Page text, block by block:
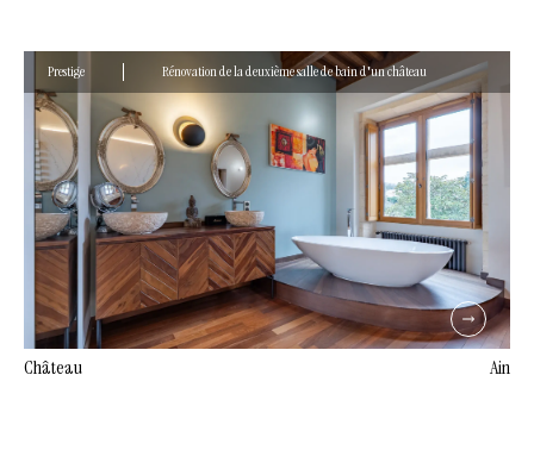
Prestige Rénovation de la deuxième salle de bain d'un château
Château Ain